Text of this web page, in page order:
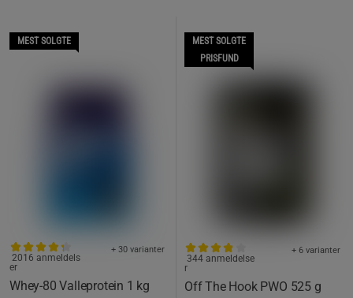
MEST SOLGTE
Whey-80 Valleprotein 1 kg
+ 30 varianter
2016 anmeldels
er
MEST SOLGTE
PRISFUND
Off The Hook PWO 525 g
+ 6 varianter
344 anmeldelse
r